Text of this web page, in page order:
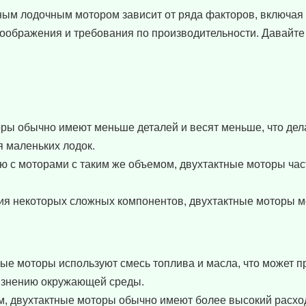
лодочным мотором зависит от ряда факторов, включая
и требования по производительности.
обычно имеют меньше деталей и весят меньше, что
лодок.
с моторами с таким же объемом, двухтактные моторы
некоторых сложных компонентов, двухтактные моторы
моторы используют смесь топлива и масла, что может
окружающей среды.
двухтактные моторы обычно имеют более высокий